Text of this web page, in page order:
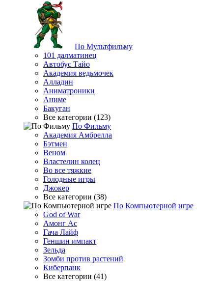
По Мультфильму
101 далматинец
Автобус Тайо
Академия ведьмочек
Алладин
Аниматроники
Аниме
Бакуган
Все категории (123)
По Фильму
Академия Амбрелла
Бэтмен
Веном
Властелин колец
Во все тяжкие
Голодные игры
Джокер
Все категории (38)
По Компьютерной игре
God of War
Амонг Ас
Гача Лайф
Геншин импакт
Зельда
Зомби против растений
Киберпанк
Все категории (41)